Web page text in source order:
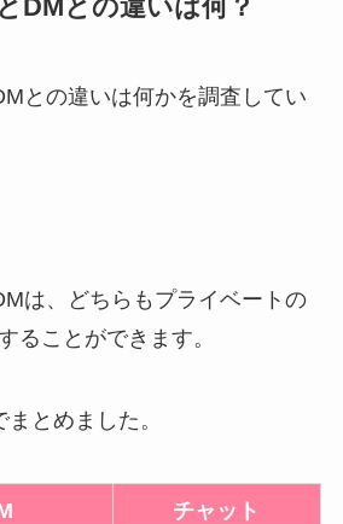
DMとの違いは何？
との違いは何かを調査してい
は、どちらもプライベートの
ることができます。
とめました。
チャット